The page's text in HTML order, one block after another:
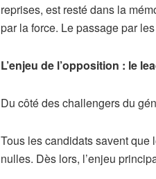
reprises, est resté dans la
par la force. Le passage par
L’enjeu de l’opposition : le
Du côté des challengers du
Tous les candidats savent que
nulles. Dès lors, l’enjeu